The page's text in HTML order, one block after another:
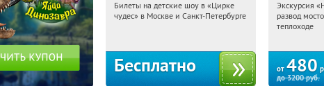
04:16:44 Получили:3285
Билеты на детские шоу в «Цирке
чудес» в Москве и Санкт-Петербурге
Бесплатно
04:16:44
Площадь
Экскурсия
развод
теплоходе
от 480
до3200руб.